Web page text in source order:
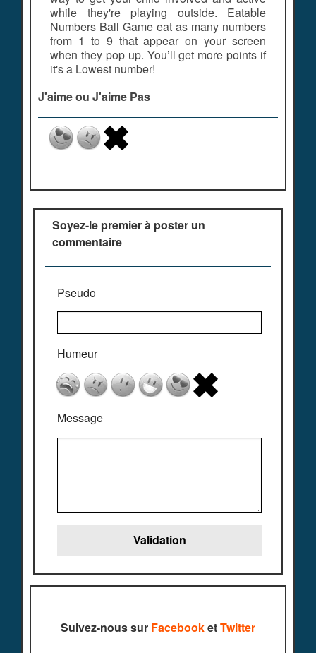
while they're playing outside. Eatable
Numbers Ball Game eat as many numbers
from 1 to 9 that appear on your screen
when they pop up. You’ll get more points if
it's a Lowest number!
J'aime ou J'aime Pas
Soyez-le premier à poster un
commentaire
Pseudo
Humeur
Message
Suivez-nous sur FacebooketTwitter